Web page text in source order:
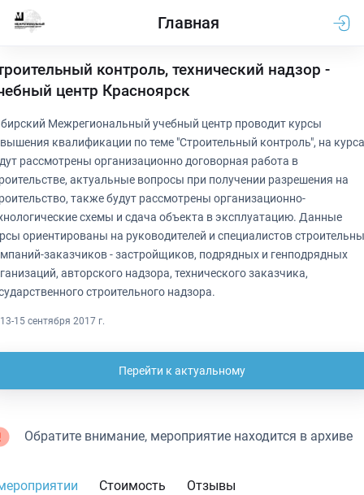
Главная
контроль, технический надзор -
центр Красноярск
Межрегиональный учебный центр проводит курсы
квалификации по теме "Строительный контроль", на
рассмотрены организационно договорная работа в
актуальные вопросы при получении разрешения на
также будут рассмотрены организационно-
схемы и сдача объекта в эксплуатацию. Данные
ориентированы на руководителей и специалистов
заказчиков - застройщиков, подрядных и генподрядных
авторского надзора, технического заказчика,
строительного надзора.
13-15 сентября 2017 г.
Перейти к актуальному
Обратите внимание, мероприятие находится в архиве
Стоимость Отзывы